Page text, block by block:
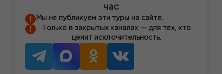
час
Мы не публикуем эти туры на сайте.
Только в закрытых каналах — для тех, кто
ценит исключительность.